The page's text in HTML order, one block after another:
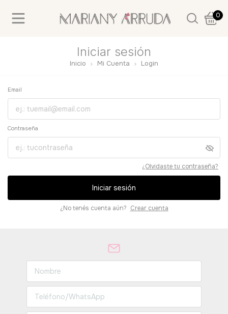
0
Iniciar sesión
Inicio Mi Cuenta Login
Email
Contraseña
¿Olvidaste tu contraseña?
Iniciar sesión
¿No tenés cuenta aún? Crear cuenta